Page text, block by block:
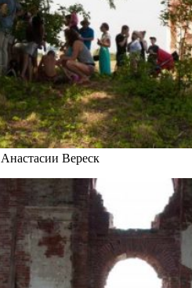
Вереск